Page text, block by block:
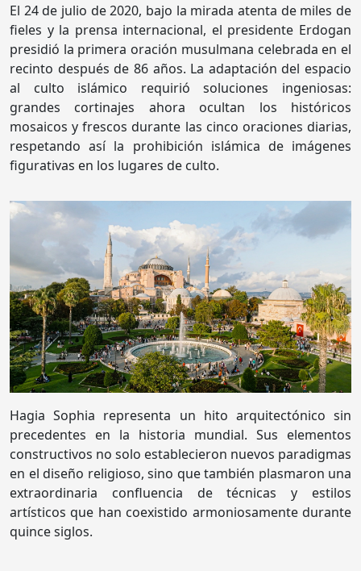
El 24 de julio de 2020, bajo la mirada atenta de miles de
fieles y la prensa internacional, el presidente Erdogan
presidió la primera oración musulmana celebrada en el
recinto después de 86 años. La adaptación del espacio
al culto islámico requirió soluciones ingeniosas:
grandes cortinajes ahora ocultan los históricos
mosaicos y frescos durante las cinco oraciones diarias,
respetando así la prohibición islámica de imágenes
figurativas en los lugares de culto.
Hagia Sophia representa un hito arquitectónico sin
precedentes en la historia mundial. Sus elementos
constructivos no solo establecieron nuevos paradigmas
en el diseño religioso, sino que también plasmaron una
extraordinaria confluencia de técnicas y estilos
artísticos que han coexistido armoniosamente durante
quince siglos.